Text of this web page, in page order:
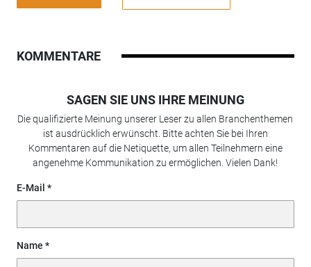
KOMMENTARE
SAGEN SIE UNS IHRE MEINUNG
Die qualifizierte Meinung unserer Leser zu allen Branchenthemen
ist ausdrücklich erwünscht. Bitte achten Sie bei Ihren
Kommentaren auf die Netiquette, um allen Teilnehmern eine
angenehme Kommunikation zu ermöglichen. Vielen Dank!
E-Mail
Name